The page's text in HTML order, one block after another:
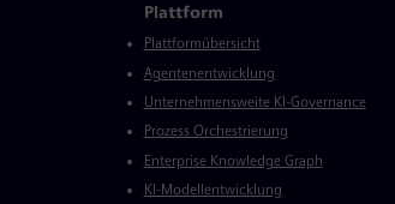
Plattform
Plattformübersicht
Agentenentwicklung
Unternehmensweite KI-Governance
Prozess Orchestrierung
Enterprise Knowledge Graph
KI-Modellentwicklung